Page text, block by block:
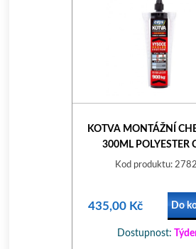
KOTVA MONTÁŽNÍ
300ML POLYESTER
Kod produktu:
435,00 Kč Do
Dostupnost: